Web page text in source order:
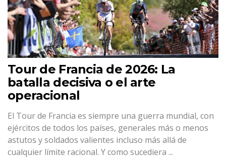
Tour de Francia de 2026: La
batalla decisiva o el arte
operacional
El Tour de Francia es siempre una guerra mundial, con
ejércitos de todos los países, generales más o menos
astutos y soldados valientes incluso más allá de
cualquier límite racional. Y como sucediera ...